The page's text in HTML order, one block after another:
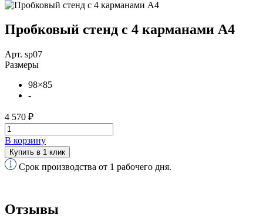
Пробковый стенд с 4 карманами А4
Арт. sp07
Размеры
98×85
-
4 570 ₽
В корзину
Купить в 1 клик
Срок производства от 1 рабочего дня.
Отзывы